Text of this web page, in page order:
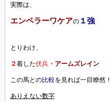
実際は、
エンペラーワケアの １強
とりわけ、
２着した伏兵 ・ アームズレイン
この馬との比較を見れば一目瞭然！
ありえない数字